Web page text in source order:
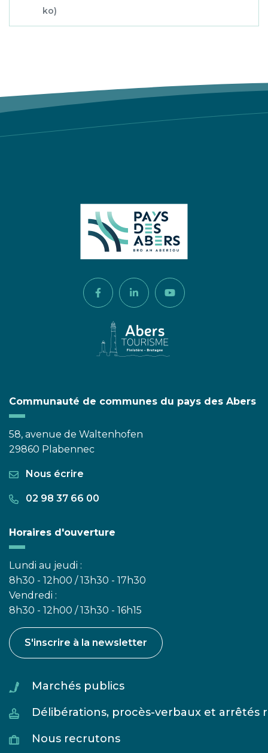
ko)
Lien vers le compte Facebook
Lien vers le compte
Lien vers la chaîne
Communauté de communes du pays des Abers
58, avenue de Waltenhofen
29860 Plabennec
Nous écrire
02 98 37 66 00
Horaires d'ouverture
Lundi au jeudi :
8h30 - 12h00 / 13h30 - 17h30
Vendredi :
8h30 - 12h00 / 13h30 - 16h15
S'inscrire à la newsletter
Marchés publics
Délibérations, procès-verbaux et arrêtés
Nous recrutons